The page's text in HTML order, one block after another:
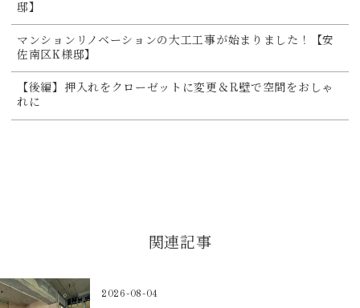
邸】
マンションリノベーションの大工工事が始まりました！【安
佐南区K様邸】
【後編】押入れをクローゼットに変更＆R壁で空間をおしゃ
れに
関連記事
2026-08-04